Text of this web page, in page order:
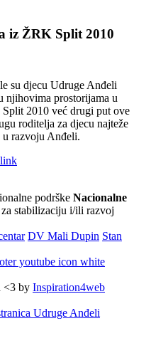
iz ŽRK Split 2010
su djecu Udruge Anđeli
njihovima prostorijama u
2010 već drugi put ove
roditelja za djecu najteže
u razvoju Anđeli.
link
podrške Nacionalne
stabilizaciju i/ili razvoj
DV Mali Dupin Stan
<3 by Inspiration4web
Udruge Anđeli